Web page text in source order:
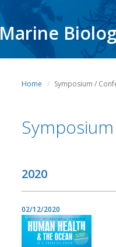
Marine
Home Symposium /
2020
02/12/2020